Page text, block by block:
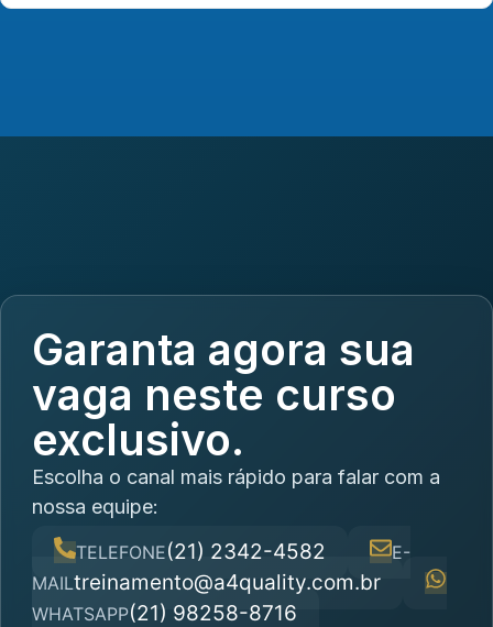
Garanta agora sua
vaga neste curso
exclusivo.
Escolha o canal mais rápido para falar com a
nossa equipe:
TELEFONE(21) 2342-4582
E-
MAILtreinamento@a4quality.com.br
WHATSAPP(21) 98258-8716